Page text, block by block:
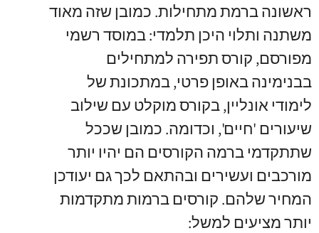
ראשונה ברמת מתחילות. כמובן שזה מאוד
משתנה ותלוי היכן תלמדי: במוסד רשמי
מפורסם, קורס תפירה למתחילים
בבנימינה באופן פרטי, במתכונת של
לימודי אונליין, בקורס מוקלט עם שילוב
שיעורים 'חיים', וכדומה. כמובן שככל
שתתקדמי ברמה הקורסים הם יהיו יותר
מורכבים ועשירים ובהתאם לכך גם יעודכן
המחיר שלהם. קורסים ברמות מתקדמות
יותר מציעים למשל: